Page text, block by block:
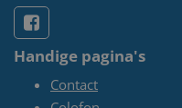
Handige pagina's
Contact